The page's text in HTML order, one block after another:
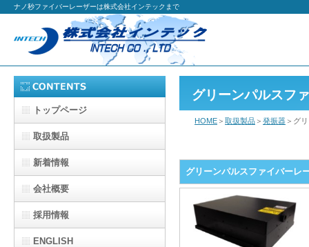
ナノ秒ファイバーレーザーは株式会社インテックまで
グリーンパルスフ
HOME ＞ 取扱製品 ＞ 発振器 ＞グ
グリーンパルスファイバーレ
トップページ
取扱製品
新着情報
会社概要
採用情報
ENGLISH